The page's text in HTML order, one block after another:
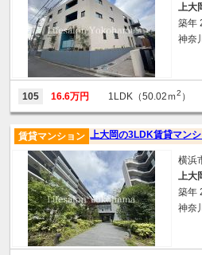
上大
築年
神奈
105 16.6万円 1LDK（50.02ｍ2 ）
上大岡の3LDK賃貸マン
賃貸マンション
横浜
上大
築年
神奈